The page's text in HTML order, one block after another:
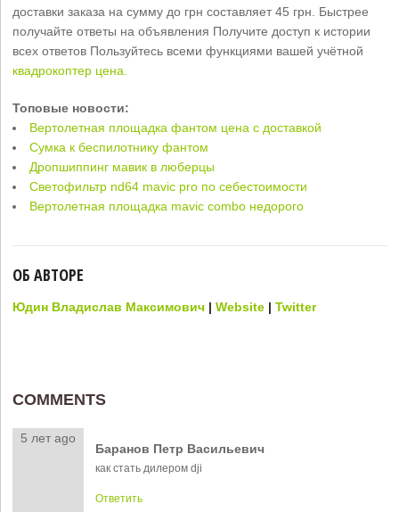
доставки заказа на сумму до грн составляет 45 грн. Быстрее
получайте ответы на объявления Получите доступ к истории
всех ответов Пользуйтесь всеми функциями вашей учётной
квадрокоптер цена.
Топовые новости:
Вертолетная площадка фантом цена с доставкой
Сумка к беспилотнику фантом
Дропшиппинг мавик в люберцы
Светофильтр nd64 mavic pro по себестоимости
Вертолетная площадка mavic combo недорого
ОБ АВТОРЕ
Юдин Владислав Максимович |Website |Twitter
COMMENTS
5 лет ago
Баранов Петр Васильевич
как стать дилером dji
Ответить